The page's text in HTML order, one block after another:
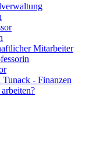
Mitarbeiter
- Finanzen